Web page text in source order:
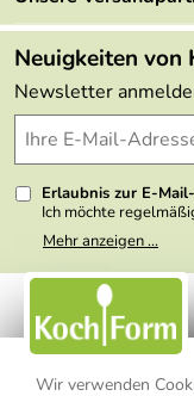
Wir verwenden
FAQs
Lieferbedingungen
Delivery Terms
Kundenlogin
Angebote
Made in Germany
Themen
Wir über uns
Presse
Neuigkeiten von
Newsletter
Erlaubnis zur E-
Ich möchte
Meine E-Mail-
weitergegeben. Zu
nicht erkennbar,
Einwilligung zur
kann ich jederzeit mit
den Link "Abmelden"
Option Newsletter im
Mehr anzeigen ...